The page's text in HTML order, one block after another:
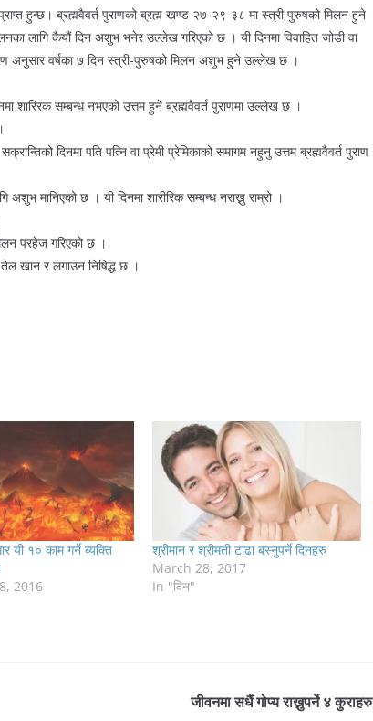
प्राप्त हुन्छ। ब्रह्मवैवर्त पुराणको ब्रह्म खण्ड २७-२९-३८ मा स्त्री पुरुषको मिलन हुने
लागि कैयौं दिन अशुभ भनेर उल्लेख गरिएको छ । यी दिनमा विवाहित जोडी वा
अनुसार वर्षका ७ दिन स्त्री-पुरुषको मिलन अशुभ हुने उल्लेख छ ।
शारिरक सम्बन्ध नभएको उत्तम हुने ब्रह्मवैवर्त पुराणमा उल्लेख छ ।
दिनमा पति पत्नि वा प्रेमी प्रेमिकाको समागम नहुनु उत्तम ब्रह्मवैवर्त पुराण
अशुभ मानिएको छ । यी दिनमा शारीरिक सम्बन्ध नराख्नु राम्रो ।
परहेज गरिएको छ ।
खान र लगाउन निषिद्ध छ ।
यी १० काम गर्ने ब्यक्ति
2016
श्रीमान र श्रीमती टाढा बस्नुपर्ने दिनहरु
March 28, 2017
In "दिन"
जीवनमा सधैं गोप्य राख्नुपर्ने ४ कुराहरु